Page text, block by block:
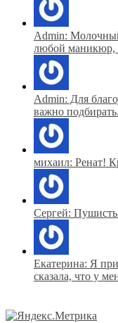
Admin:
любой маникюр,
Admin: Для
важно
михаил: Ренат!
Сергей:
Екатерина: Я
сказала, что у